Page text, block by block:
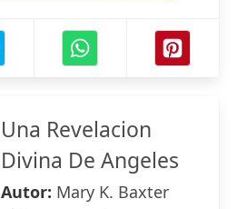
Una Revelacion
Divina De Angeles
Autor: Mary K. Baxter